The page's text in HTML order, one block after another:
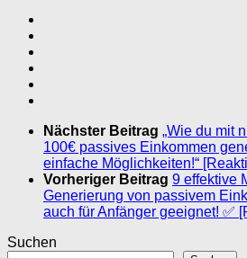
Nächster Beitrag „Wie du mit
100€ passives Einkommen
einfache Möglichkeiten!“
Vorheriger Beitrag 9 effektive
Generierung von passivem
auch für Anfänger geeignet! ✅
Suchen